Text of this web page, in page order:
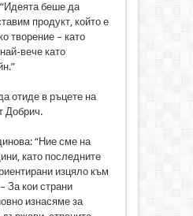
беше да
продукт, който е
творение – като
вече като
отиде в ръцете на
Добрич.
“Ние сме на
като последните
изцяло към
За кои страни
изнасяме за